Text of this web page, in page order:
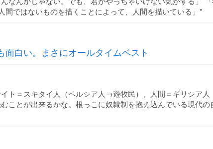
間ではないものを描くことによって、人間を描いている」”
面白い。まさにオールタイムベスト
ト＝スキタイ人（ペルシア人→遊牧民）、人間＝ギリシア
ことが出来るかな。根っこに奴隷制を抱え込んでいる現代